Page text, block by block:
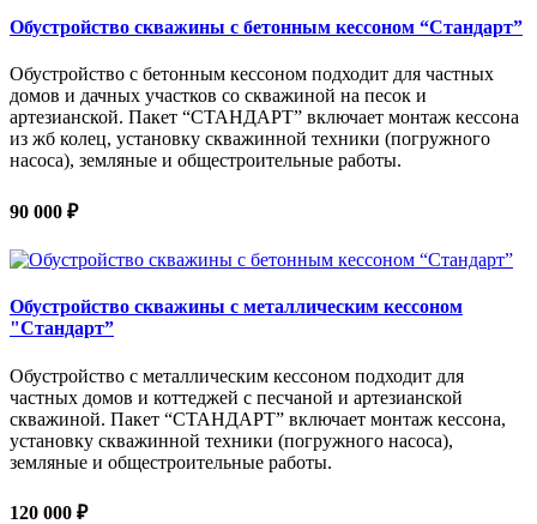
Обустройство скважины с бетонным кессоном “Стандарт”
Обустройство с бетонным кессоном подходит для частных
домов и дачных участков со скважиной на песок и
артезианской. Пакет “СТАНДАРТ” включает монтаж кессона
из жб колец, установку скважинной техники (погружного
насоса), земляные и общестроительные работы.
90 000 ₽
Обустройство скважины с металлическим кессоном
"Стандарт”
Обустройство с металлическим кессоном подходит для
частных домов и коттеджей с песчаной и артезианской
скважиной. Пакет “СТАНДАРТ” включает монтаж кессона,
установку скважинной техники (погружного насоса),
земляные и общестроительные работы.
120 000 ₽